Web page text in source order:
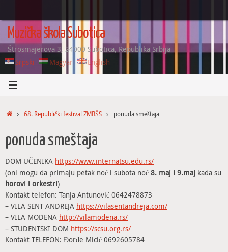
content
Muzička škola Subotica
Štrosmajerova 3, 24000 Subotica, Republika Srbija
Srpski
Magyar English
Home68. Republički festival ZMBŠS ponuda smeštaja
ponuda smeštaja
DOM UČENIKA https://www.internatsu.edu.rs/
(oni mogu da primaju petak noć i subota noć 8. maj i 9.maj kada su
horovi i orkestri)
Kontakt telefon: Tanja Antunović 0642478873
– VILA SENT ANDREJA https://vilasentandreja.com/
– VILA MODENA http://vilamodena.rs/
– STUDENTSKI DOM https://scsu.org.rs/
Kontakt TELEFON: Đorđe Micić 0692605784